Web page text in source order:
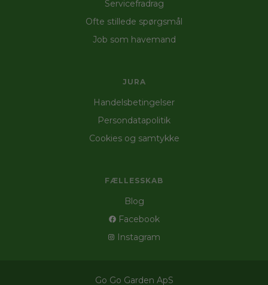
Servicefradrag
Ofte stillede spørgsmål
Job som havemand
JURA
Handelsbetingelser
Persondatapolitik
Cookies og samtykke
FÆLLESSKAB
Blog
Facebook
Instagram
Go Go Garden ApS